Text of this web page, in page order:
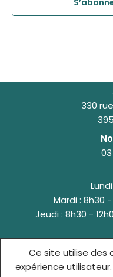
330
Mardi : 8h30
Jeudi : 8h30 -
©
Ce site utilise des
expérience